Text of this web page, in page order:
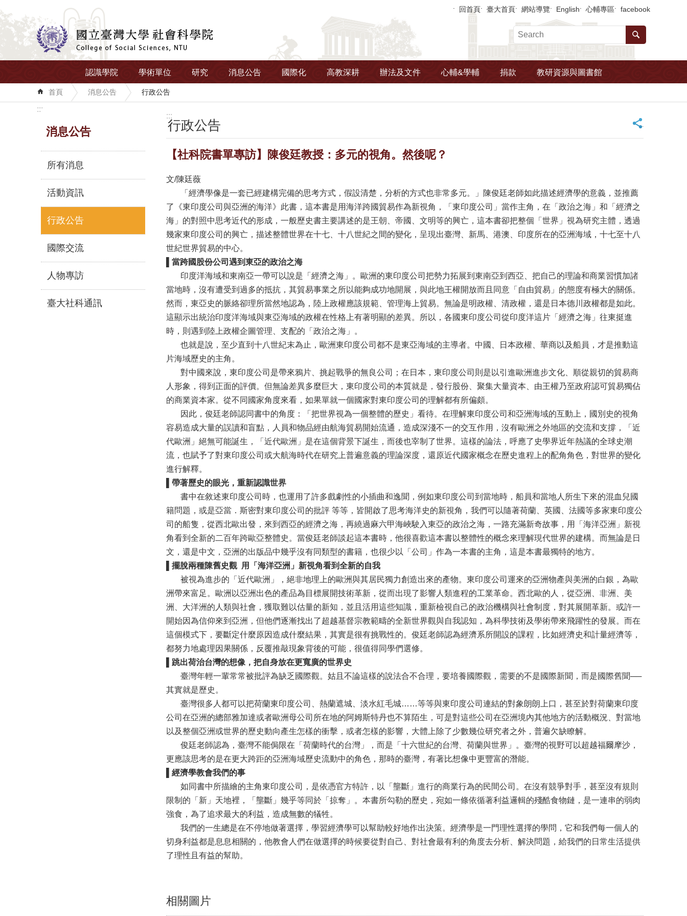
跳到主要內容區塊 回首頁 臺大首頁 網站導覽 English 心輔專區 facebook
認識學院 學術單位 研究 消息公告 國際化 高教深耕 辦法及文件 心輔&學輔 捐款 教研資源與圖書館
首頁 消息公告 行政公告
:::
消息公告
所有消息
活動資訊
行政公告
國際交流
人物專訪
臺大社科通訊
:::
行政公告 _
【社科院書單專訪】陳俊廷教授：多元的視角。然後呢？
文/陳廷薇
「經濟學像是一套已經建構完備的思考方式，假設清楚，分析的方式也非常多元。」陳俊廷老師如此描述經濟學的意義，並推薦
了《東印度公司與亞洲的海洋》此書，這本書是用海洋跨國貿易作為新視角，「東印度公司」當作主角，在「政治之海」和「經濟之
海」的對照中思考近代的形成，一般歷史書主要講述的是王朝、帝國、文明等的興亡，這本書卻把整個「世界」視為研究主體，透過
幾家東印度公司的興亡，描述整體世界在十七、十八世紀之間的變化，呈現出臺灣、新馬、港澳、印度所在的亞洲海域，十七至十八
世紀世界貿易的中心。
當跨國股份公司遇到東亞的政治之海
印度洋海域和東南亞一帶可以說是「經濟之海」。歐洲的東印度公司把勢力拓展到東南亞到西亞、把自己的理論和商業習慣加諸
當地時，沒有遭受到過多的抵抗，其貿易事業之所以能夠成功地開展，與此地王權開放而且同意「自由貿易」的態度有極大的關係。
然而，東亞史的脈絡卻理所當然地認為，陸上政權應該規範、管理海上貿易。無論是明政權、清政權，還是日本德川政權都是如此。
這顯示出統治印度洋海域與東亞海域的政權在性格上有著明顯的差異。所以，各國東印度公司從印度洋這片「經濟之海」往東挺進
時，則遇到陸上政權企圖管理、支配的「政治之海」。
也就是說，至少直到十八世紀末為止，歐洲東印度公司都不是東亞海域的主導者。中國、日本政權、華商以及船員，才是推動這
片海域歷史的主角。
對中國來說，東印度公司是帶來鴉片、挑起戰爭的無良公司；在日本，東印度公司則是以引進歐洲進步文化、順從親切的貿易商
人形象，得到正面的評價。但無論差異多麼巨大，東印度公司的本質就是，發行股份、聚集大量資本、由王權乃至政府認可貿易獨佔
的商業資本家。從不同國家角度來看，如果單就一個國家對東印度公司的理解都有所偏頗。
因此，俊廷老師認同書中的角度：「把世界視為一個整體的歷史」看待。在理解東印度公司和亞洲海域的互動上，國別史的視角
容易造成大量的誤讀和盲點，人員和物品經由航海貿易開始流通，造成深淺不一的交互作用，沒有歐洲之外地區的交流和支撐，「近
代歐洲」絕無可能誕生，「近代歐洲」是在這個背景下誕生，而後也宰制了世界。這樣的論法，呼應了史學界近年熱議的全球史潮
流，也賦予了對東印度公司或大航海時代在研究上普遍意義的理論深度，還原近代國家概念在歷史進程上的配角角色，對世界的變化
進行解釋。
帶著歷史的眼光，重新認識世界
書中在敘述東印度公司時，也運用了許多戲劇性的小插曲和逸聞，例如東印度公司到當地時，船員和當地人所生下來的混血兒國
籍問題，或是亞當．斯密對東印度公司的批評 等等，皆開啟了思考海洋史的新視角，我們可以隨著荷蘭、英國、法國等多家東印度公
司的船隻，從西北歐出發，來到西亞的經濟之海，再繞過麻六甲海峽駛入東亞的政治之海，一路充滿新奇故事，用「海洋亞洲」新視
角看到全新的二百年跨歐亞整體史。當俊廷老師談起這本書時，他很喜歡這本書以整體性的概念來理解現代世界的建構。而無論是日
文，還是中文，亞洲的出版品中幾乎沒有同類型的書籍，也很少以「公司」作為一本書的主角，這是本書最獨特的地方。
擺脫兩種陳舊史觀 用「海洋亞洲」新視角看到全新的自我
被視為進步的「近代歐洲」，絕非地理上的歐洲與其居民獨力創造出來的產物。東印度公司運來的亞洲物產與美洲的白銀，為歐
洲帶來富足。歐洲以亞洲出色的產品為目標展開技術革新，從而出現了影響人類進程的工業革命。西北歐的人，從亞洲、非洲、美
洲、大洋洲的人類與社會，獲取難以估量的新知，並且活用這些知識，重新檢視自己的政治機構與社會制度，對其展開革新。或許一
開始因為信仰來到亞洲，但他們逐漸找出了超越基督宗教範疇的全新世界觀與自我認知，為科學技術及學術帶來飛躍性的發展。而在
這個模式下，要斷定什麼原因造成什麼結果，其實是很有挑戰性的。俊廷老師認為經濟系所開設的課程，比如經濟史和計量經濟等，
都努力地處理因果關係，反覆推敲現象背後的可能，很值得同學們選修。
跳出荷治台灣的想像，把自身放在更寬廣的世界史
臺灣年輕一輩常常被批評為缺乏國際觀。姑且不論這樣的說法合不合理，要培養國際觀，需要的不是國際新聞，而是國際舊聞──
其實就是歷史。
臺灣很多人都可以把荷蘭東印度公司、熱蘭遮城、淡水紅毛城……等等與東印度公司連結的對象朗朗上口，甚至於對荷蘭東印度
公司在亞洲的總部雅加達或者歐洲母公司所在地的阿姆斯特丹也不算陌生，可是對這些公司在亞洲境內其他地方的活動概況、對當地
以及整個亞洲或世界的歷史動向產生怎樣的衝擊，或者怎樣的影響，大體上除了少數幾位研究者之外，普遍欠缺瞭解。
俊廷老師認為，臺灣不能侷限在「荷蘭時代的台灣」，而是「十六世紀的台灣、荷蘭與世界」。臺灣的視野可以超越福爾摩沙，
更應該思考的是在更大跨距的亞洲海域歷史流動中的角色，那時的臺灣，有著比想像中更豐富的潛能。
經濟學教會我們的事
如同書中所描繪的主角東印度公司，是依憑官方特許，以「壟斷」進行的商業行為的民間公司。在沒有競爭對手，甚至沒有規則
限制的「新」天地裡，「壟斷」幾乎等同於「掠奪」。本書所勾勒的歷史，宛如一條依循著利益邏輯的殘酷食物鏈，是一連串的弱肉
強食，為了追求最大的利益，造成無數的犠牲。
我們的一生總是在不停地做著選擇，學習經濟學可以幫助較好地作出決策。經濟學是一門理性選擇的學問，它和我們每一個人的
切身利益都是息息相關的，他教會人們在做選擇的時候要從對自己、對社會最有利的角度去分析、解決問題，給我們的日常生活提供
了理性且有益的幫助。
相關圖片